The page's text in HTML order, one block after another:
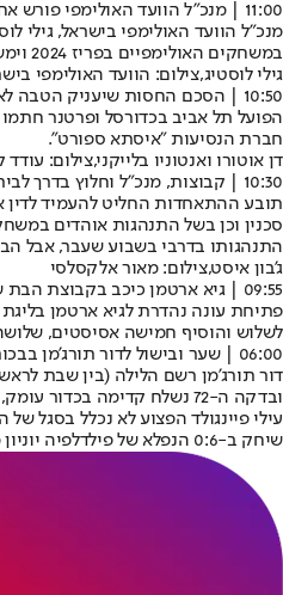
11:00 | מנכ"ל הוועד האולימפי פורש אחרי 30 שנה בתחום
במשחקים האולימפיים בפריז 2024 וימשיך ללוות את הוועד בחצי השנה הקרובה, בין היתר בהכנות לאולימפיאדת החורף מילאנו-קורטינה 2026 ולמשחקי הקיץ בלוס אנג'לס 2028.
גילי לוסטיג,צילום: הוועד האולימפי
10:50 | הסכם החסות שיעניק הטבה לאוהדי הפועל תל אביב
חברת הנסיעות "איסתא ספורט".
דן אוטורו ואנטוניו בלייקני,צילום: עודד
10:30 | קבוצות, מנכ"ל וחלוץ בדרך לבית הדין
תובע ההתאחדות החליט להעמיד לדין
סכנין וכן בשל התנהגות אוהדים
התנהגותו בדרבי בשבוע שעבר, אבל
ג'בון איסט,צילום: מאור אלקסלסי
09:55 | גיא ארטמן כיכב בקבוצת הבת של אלבה ברלין
לשלוש והוסיף חמישה אסיסטים, שלושה ריבאונדים, שתי
06:00 | שער ובישול לדור תורג'מן בבכורה
ובדקה ה-72 נשלח קדימה בכדור עומק, היתל בשחקן ההגנה בפעולה אישית יפה וסיים בבעיטה חזקה לרשת. שלוש דקות לאחר מכן הוא הוביל מתפרצת מצד ימין ומסר בתזמון מדויק ללאונרדו קמפאנה.
שיחק ב-0:6 הנפלא של פילדלפיה יוניון מול די. סי יונייטד.